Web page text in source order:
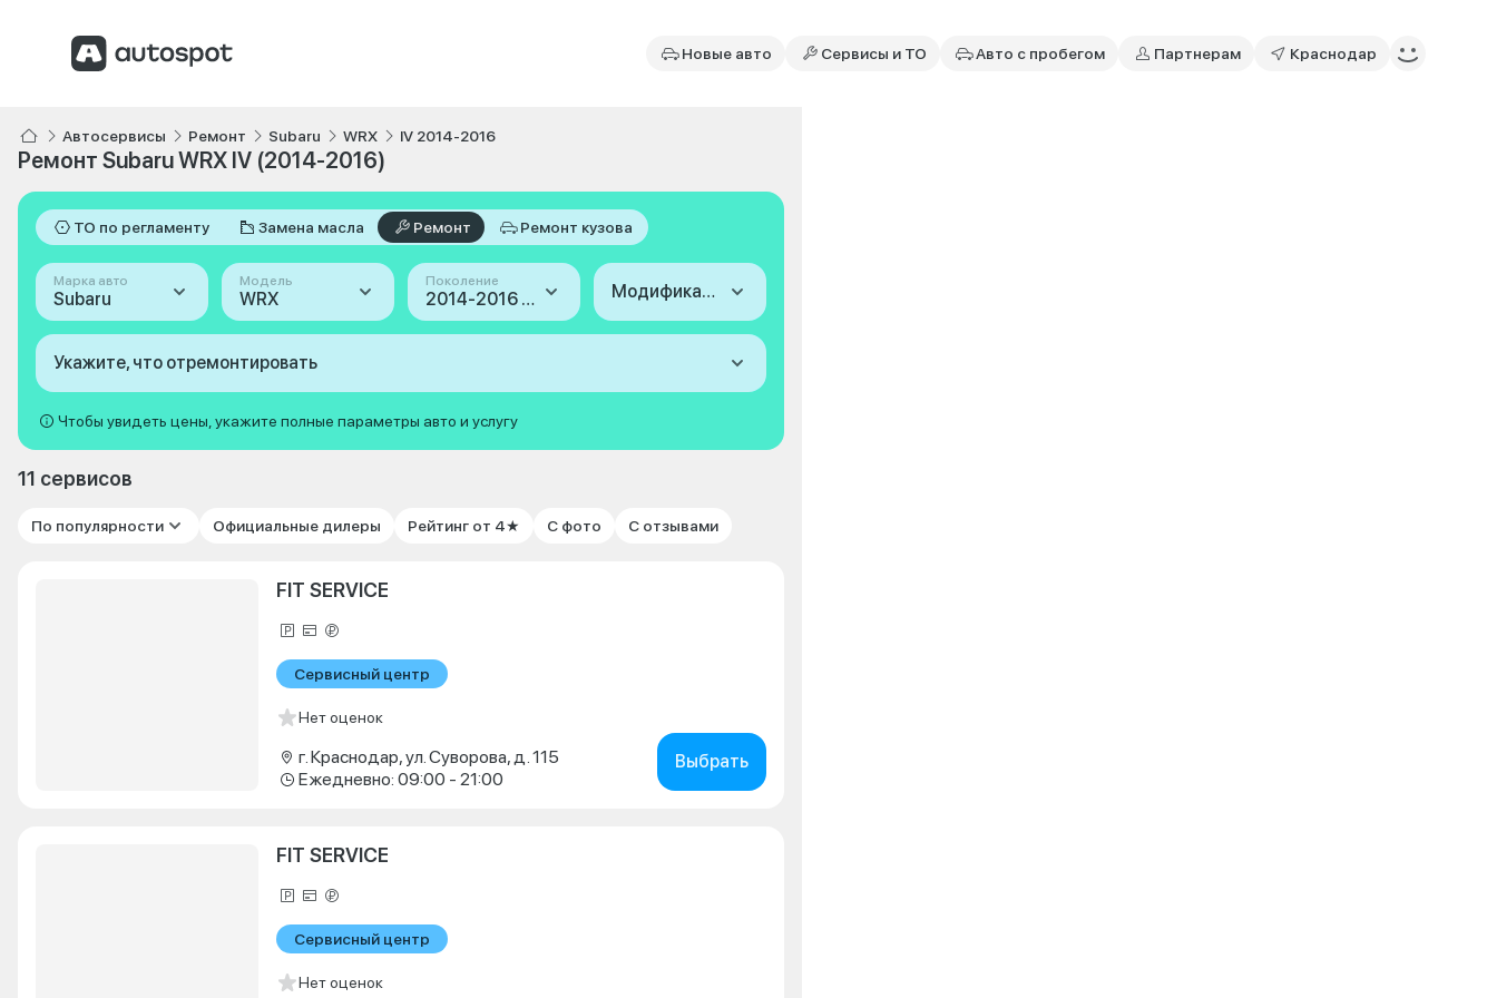
Новые авто Сервисы и ТО Авто с пробегом Партнерам Краснодар
Автосервисы Ремонт Subaru WRX IV 2014-2016
Ремонт Subaru WRX IV (2014-2016)
ТО по регламенту Замена масла Ремонт Ремонт кузова
Марка авто
Subaru
Модель
WRX
Поколение
2014-2016 (IV) Модификация
Укажите, что отремонтировать
Чтобы увидеть цены, укажите полные параметры авто и услугу
11 сервисов
По популярности Официальные дилеры Рейтинг от 4★ С фото С отзывами
FIT SERVICE
Сервисный центр
Нет оценок
г. Краснодар, ул. Суворова, д. 115
Ежедневно: 09:00 - 21:00
Выбрать
FIT SERVICE
Сервисный центр
Нет оценок